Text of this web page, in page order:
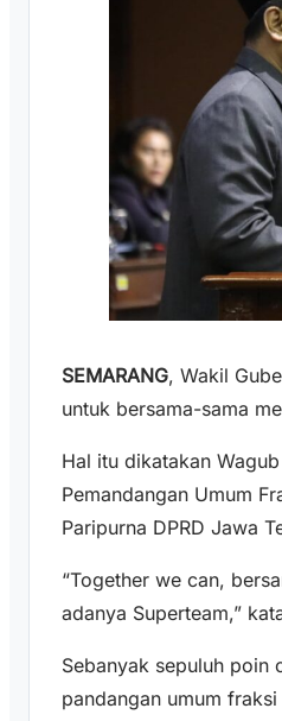
SEMARANG, Wakil
untuk bersama-sama
Hal itu dikatakan
Pemandangan Umum
Paripurna DPRD Jawa
“Together we can,
adanya Superteam,”
Sebanyak sepuluh poin
pandangan umum